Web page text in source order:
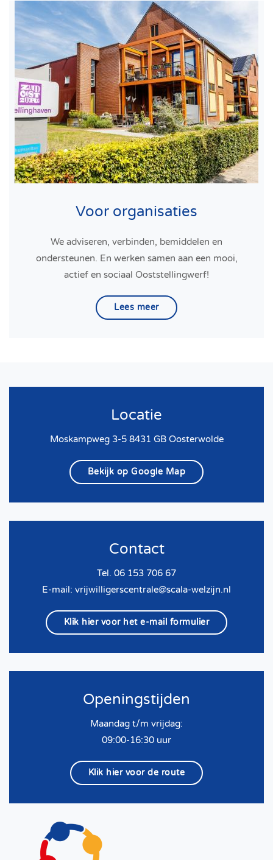
Voor organisaties
We adviseren, verbinden, bemiddelen en
ondersteunen. En werken samen aan een mooi,
actief en sociaal Ooststellingwerf!
Lees meer
Locatie
Moskampweg 3-5 8431 GB Oosterwolde
Bekijk op Google Map
Contact
Tel. 06 153 706 67
E-mail: vrijwilligerscentrale@scala-welzijn.nl
Klik hier voor het e-mail formulier
Openingstijden
Maandag t/m vrijdag:
09:00-16:30 uur
Klik hier voor de route